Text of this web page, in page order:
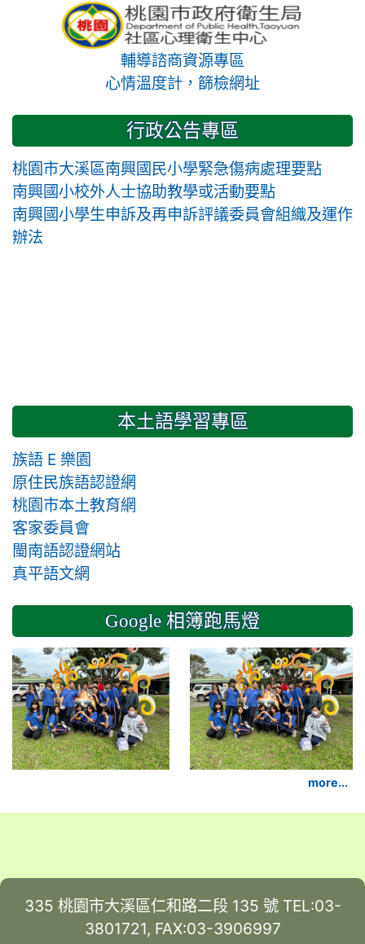
輔導諮商資源專區
心情溫度計，篩檢網址
行政公告專區
桃園市大溪區南興國民小學緊急傷病處理要點
南興國小校外人士協助教學或活動要點
南興國小學生申訴及再申訴評議委員會組織及運作
辦法
本土語學習專區
族語 E 樂園
原住民族語認證網
桃園市本土教育網
客家委員會
閩南語認證網站
真平語文網
Google 相簿跑馬燈
2024-11-14 六年級三和
more...
335 桃園市大溪區仁和路二段 135 號 TEL:03-
3801721, FAX:03-3906997